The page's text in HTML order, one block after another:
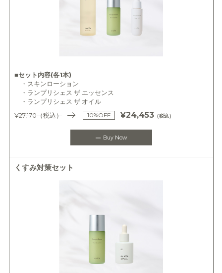
■セット内容(各1本)
・スキンローション
・ランプリシェス ザ エッセンス
・ランプリシェス ザ オイル
¥27,170（税込） 10%OFF ¥24,453（税込）
Buy Now
くすみ対策セット